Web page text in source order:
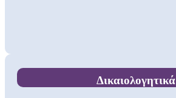
Δικαιολογητικά